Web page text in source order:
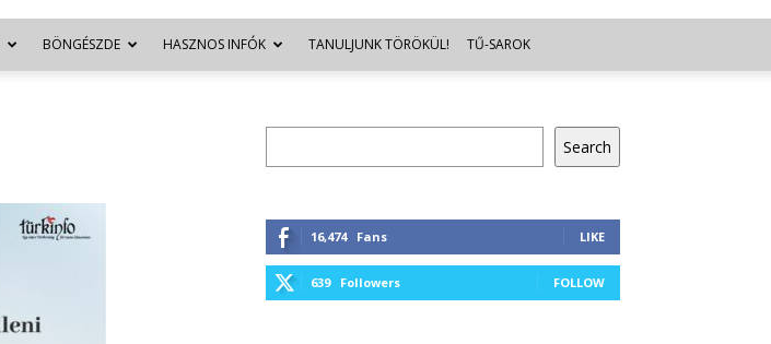
Türkinfo
BÖNGÉSZDE HASZNOS INFÓK TANULJUNK TÖRÖKÜL! TŰ-SAROK
Search
16,474 Fans LIKE
639 Followers FOLLOW